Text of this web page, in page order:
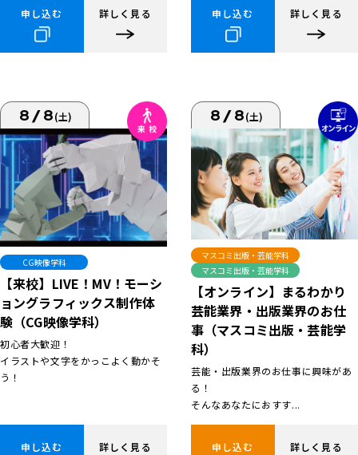
申し込む 詳しく見る 申し込む 詳しく見る
8/8(土)
CG映像学科
【来校】LIVE！MV！モーシ
ョングラフィックス制作体
験（CG映像学科）
初心者大歓迎！
イラストや文字をかっこよく動かそ
う！
申し込む 詳しく見る
8/8(土)
マスコミ出版・芸能学科
マスコミ出版・芸能学科
【オンライン】まるわかり
芸能業界・出版業界のお仕
事（マスコミ出版・芸能学
科）
芸能・出版業界のお仕事に興味があ
る！
そんなあなたにおすす...
申し込む 詳しく見る